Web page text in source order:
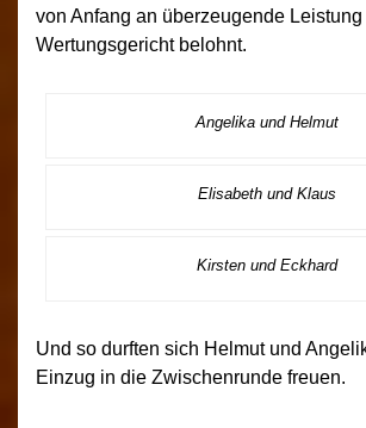
von Anfang an überzeugende Leistung
Wertungsgericht belohnt.
Angelika und Helmut
Elisabeth und Klaus
Kirsten und Eckhard
Und so durften sich Helmut und
Einzug in die Zwischenrunde freuen.